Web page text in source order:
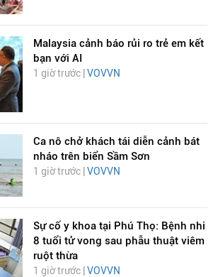
Malaysia cảnh báo rủi ro trẻ em kết
bạn với AI
1 giờ trước | VOVVN
Ca nô chở khách tái diễn cảnh bát
nháo trên biển Sầm Sơn
1 giờ trước | VOVVN
Sự cố y khoa tại Phú Thọ: Bệnh nhi
8 tuổi tử vong sau phẫu thuật viêm
ruột thừa
1 giờ trước | VOVVN